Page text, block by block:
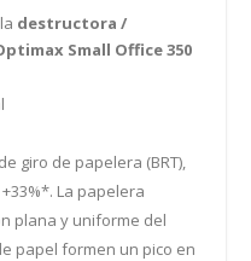
destructora /
Small Office 350
giro de papelera (BRT),
La papelera
plana y uniforme del
papel formen un pico en